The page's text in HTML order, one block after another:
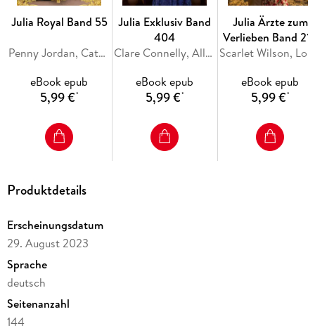
Julia Royal Band 55
Penny Jordan, Catherine George, Sara Craven
eBook epub
5,99 €*
Julia Exklusiv Band
404
Clare Connelly, Ally Blake, Maya Blake
eBook epub
5,99 €*
Julia Ärzte zum
Verlieben Band
eBook epub
5,99 €*
Produktdetails
Erscheinungsdatum
29. August 2023
Sprache
deutsch
Seitenanzahl
144